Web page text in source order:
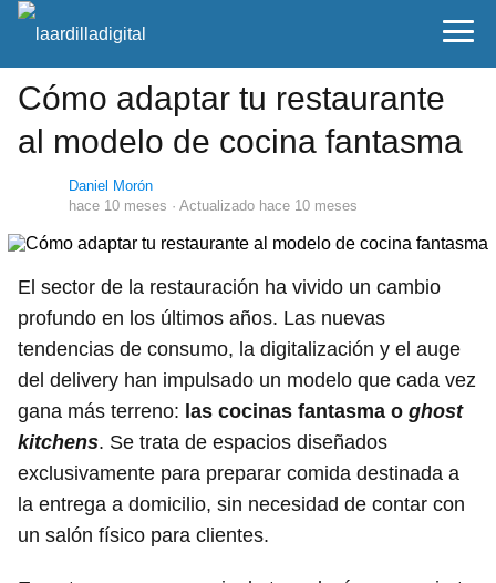
Cómo adaptar tu restaurante
al modelo de cocina fantasma
Daniel Morón
hace 10 meses · Actualizado hace 10 meses
El sector de la restauración ha vivido un cambio
profundo en los últimos años. Las nuevas
tendencias de consumo, la digitalización y el auge
del delivery han impulsado un modelo que cada vez
gana más terreno: las cocinas fantasma o ghost
kitchens. Se trata de espacios diseñados
exclusivamente para preparar comida destinada a
la entrega a domicilio, sin necesidad de contar con
un salón físico para clientes.